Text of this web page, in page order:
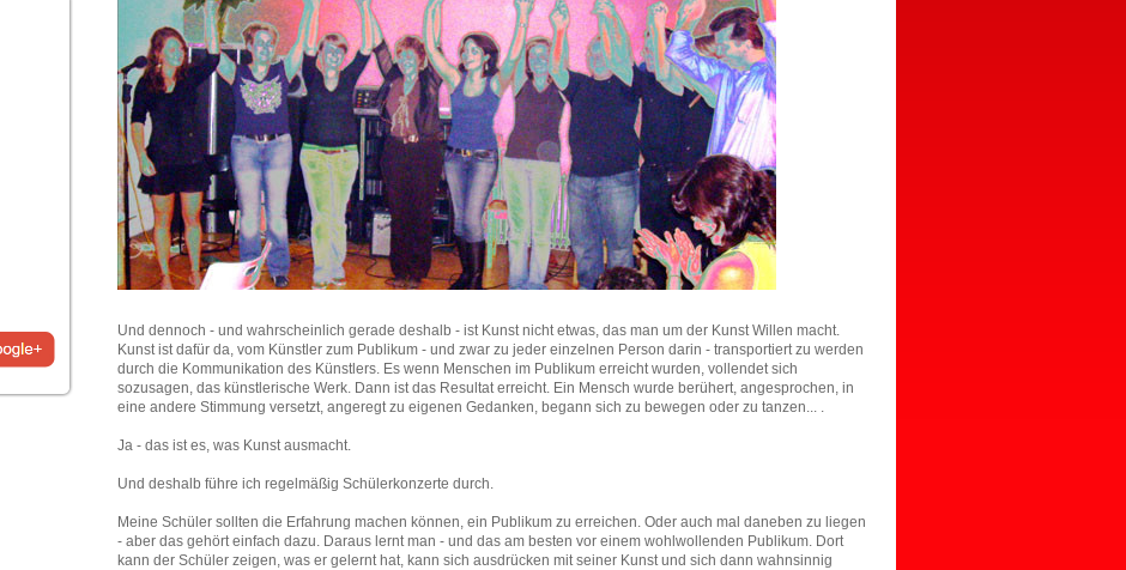
Und dennoch - und wahrscheinlich gerade deshalb - ist Kunst nicht etwas, das man um der Kunst Willen macht.
Kunst ist dafür da, vom Künstler zum Publikum - und zwar zu jeder einzelnen Person darin - transportiert zu werden
durch die Kommunikation des Künstlers. Es wenn Menschen im Publikum erreicht wurden, vollendet sich
sozusagen, das künstlerische Werk. Dann ist das Resultat erreicht. Ein Mensch wurde berühert, angesprochen, in
eine andere Stimmung versetzt, angeregt zu eigenen Gedanken, begann sich zu bewegen oder zu tanzen... .
Ja - das ist es, was Kunst ausmacht.
Und deshalb führe ich regelmäßig Schülerkonzerte durch.
Meine Schüler sollten die Erfahrung machen können, ein Publikum zu erreichen. Oder auch mal daneben zu liegen
- aber das gehört einfach dazu. Daraus lernt man - und das am besten vor einem wohlwollenden Publikum. Dort
kann der Schüler zeigen, was er gelernt hat, kann sich ausdrücken mit seiner Kunst und sich dann wahnsinnig